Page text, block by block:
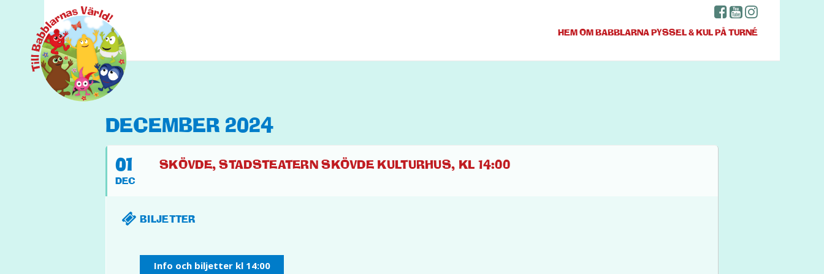
HEMOM BABBLARNAPYSSEL & KULPÅ TURNÉ
DECEMBER 2024
01
DEC
SKÖVDE, STADSTEATERN SKÖVDE KULTURHUS, KL 14:00
BILJETTER
Info och biljetter kl 14:00